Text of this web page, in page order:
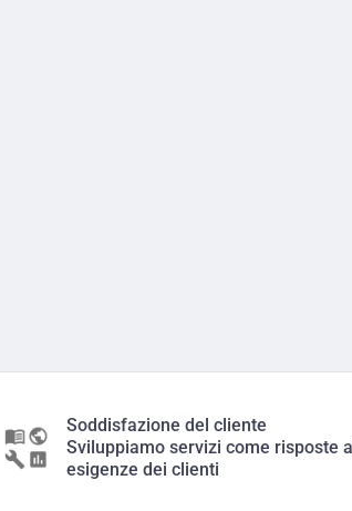
Soddisfazione del cliente
Sviluppiamo servizi come risposte
esigenze dei clienti